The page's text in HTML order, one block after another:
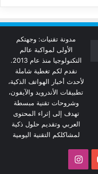
مدونة تقنيات: وجهتكم
الأولى لمواكبة عالم
التكنولوجيا منذ عام 2013.
نقدم لكم تغطية شاملة
لأحدث أخبار الهواتف الذكية،
تطبيقات الأندرويد والآيفون،
وشروحات تقنية مبسطة
تهدف إلى إثراء المحتوى
العربي وتقديم حلول ذكية
لمشاكلكم التقنية اليومية
‫YouTubeانستقرام